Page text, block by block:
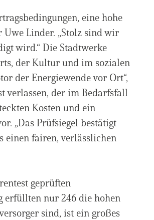
eine hohe
Linder. „Stolz sind wir
wird.“ Die Stadtwerke
der Kultur und im sozialen
der Energiewende vor Ort“,
verlassen, der im Bedarfsfall
Kosten und ein
„Das Prüfsiegel bestätigt
einen fairen, verlässlichen
geprüften
erfüllten nur 246 die hohen
sind, ist ein großes